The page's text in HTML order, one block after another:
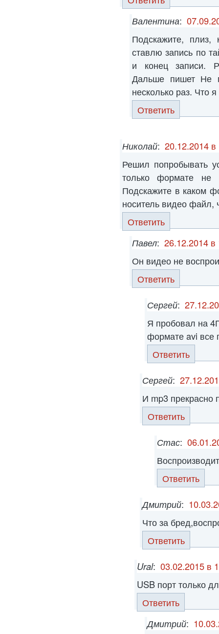
Валентина:
Подскажите,
ставлю запись по
и конец записи.
Дальше пишет Не
несколько раз. Что
Ответить
Николай: 20.12.2014 в
Решил попробывать
только формате
Подскажите в каком
носитель видео файл,
Ответить
Павел: 26.12.2014 в
Он видео не
Ответить
Сергей:
Я пробовал на
формате avi все
Ответить
Сергей:
И mp3 прекрасно
Ответить
Стас:
Ответить
Дмитрий:
Что за
Ответить
Ural: 03.02.2015 в
USB порт только
Ответить
Дмитрий: